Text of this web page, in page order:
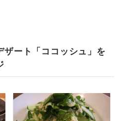
ザート「ココッシュ」を